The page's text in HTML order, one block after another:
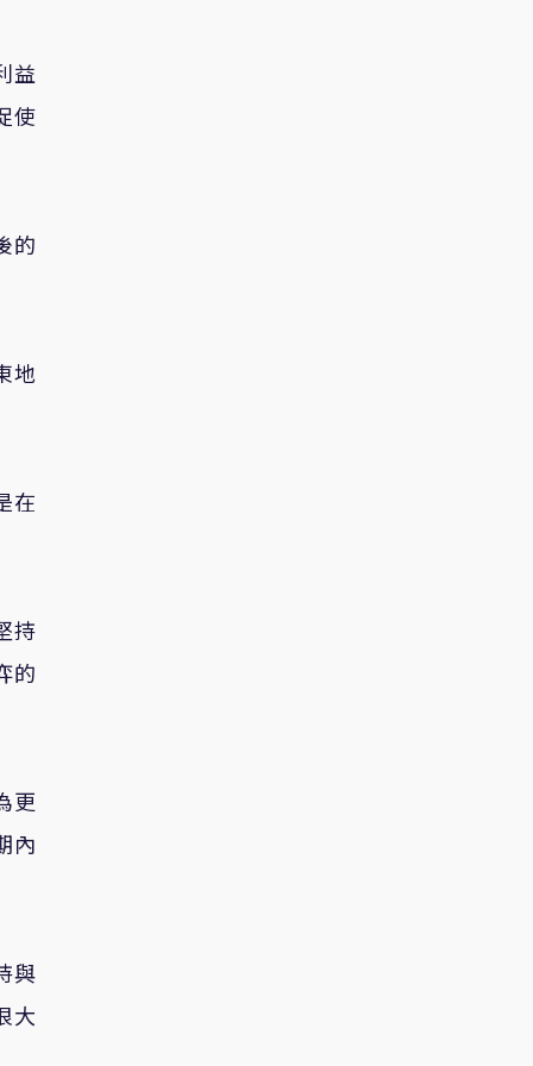
益
使
的
地
在
持
的
更
內
與
大